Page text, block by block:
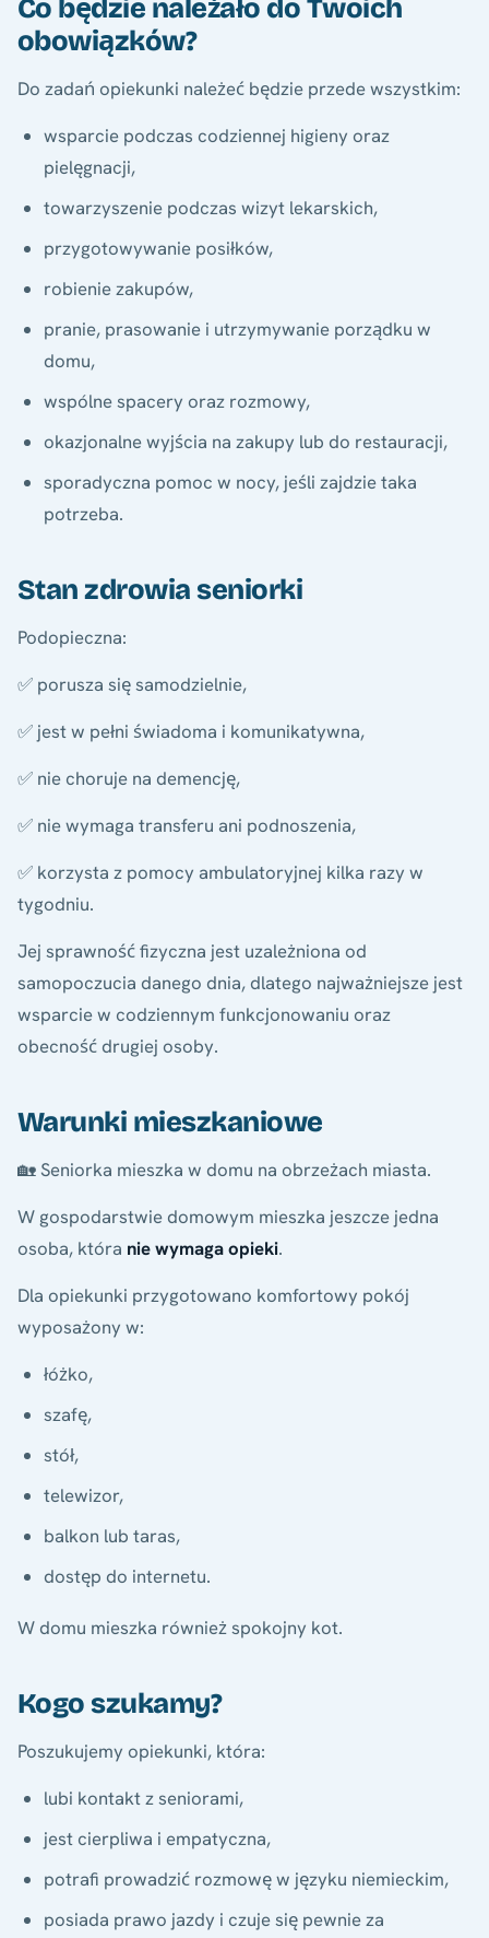
Co będzie należało do Twoich
obowiązków?
Do zadań opiekunki należeć będzie przede wszystkim:
wsparcie podczas codziennej higieny oraz
pielęgnacji,
towarzyszenie podczas wizyt lekarskich,
przygotowywanie posiłków,
robienie zakupów,
pranie, prasowanie i utrzymywanie porządku w
domu,
wspólne spacery oraz rozmowy,
okazjonalne wyjścia na zakupy lub do restauracji,
sporadyczna pomoc w nocy, jeśli zajdzie taka
potrzeba.
Stan zdrowia seniorki
Podopieczna:
✅ porusza się samodzielnie,
✅ jest w pełni świadoma i komunikatywna,
✅ nie choruje na demencję,
✅ nie wymaga transferu ani podnoszenia,
✅ korzysta z pomocy ambulatoryjnej kilka razy w
tygodniu.
Jej sprawność fizyczna jest uzależniona od
samopoczucia danego dnia, dlatego najważniejsze jest
wsparcie w codziennym funkcjonowaniu oraz
obecność drugiej osoby.
Warunki mieszkaniowe
🏡 Seniorka mieszka w domu na obrzeżach miasta.
W gospodarstwie domowym mieszka jeszcze jedna
osoba, która nie wymaga opieki.
Dla opiekunki przygotowano komfortowy pokój
wyposażony w:
łóżko,
szafę,
stół,
telewizor,
balkon lub taras,
dostęp do internetu.
W domu mieszka również spokojny kot.
Kogo szukamy?
Poszukujemy opiekunki, która:
lubi kontakt z seniorami,
jest cierpliwa i empatyczna,
potrafi prowadzić rozmowę w języku niemieckim,
posiada prawo jazdy i czuje się pewnie za